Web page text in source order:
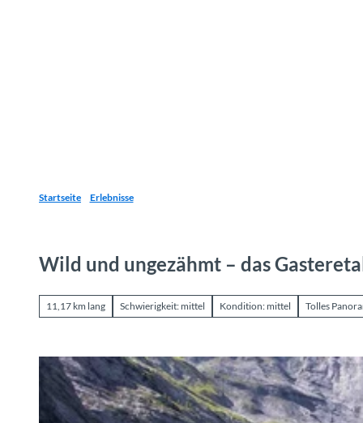
Startseite Erlebnisse
Wild und ungezähmt – das
11,17 km lang Schwierigkeit: mittel Kondition: mittel Tolles